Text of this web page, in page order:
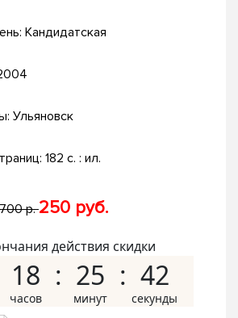
Кандидатская
Ульяновск
182 с. : ил.
700 р.250 руб.
действия скидки
18 25 41